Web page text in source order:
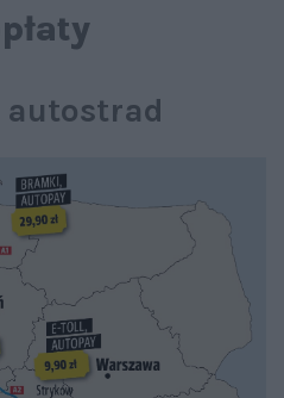
autostrad